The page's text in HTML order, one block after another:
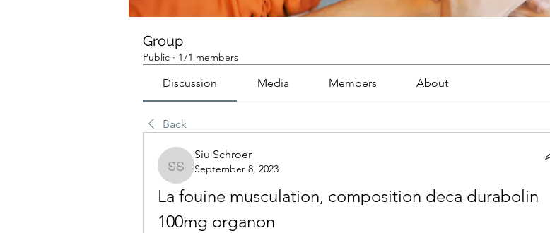
Group
Public · 171 members
Discussion Media Members About
Back
Siu Schroer
Siu Schroer
September 8, 2023
La fouine musculation, composition deca durabolin
100mg organon